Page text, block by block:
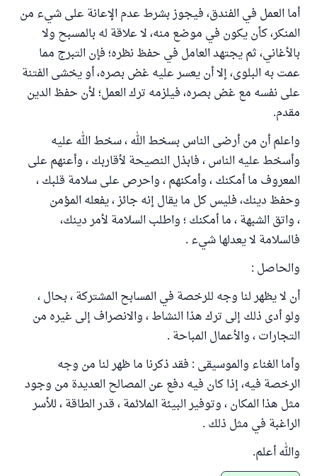
أما العمل في الفندق، فيجوز بشرط عدم الإعانة على شيء من
المنكر، كأن يكون في موضع منه، لا علاقة له بالمسبح ولا
بالأغاني، ثم يجتهد العامل في حفظ نظره؛ فإن التبرج مما
عمت به البلوى، إلا أن يعسر عليه غض بصره، أو يخشى الفتنة
على نفسه مع غض بصره، فيلزمه ترك العمل؛ لأن حفظ الدين
مقدم.
واعلم أن من أرضى الناس بسخط الله ، سخط الله عليه
وأسخط عليه الناس ، فابذل النصيحة لأقاربك ، وأعنهم على
المعروف ما أمكنك ، وأمكنهم ، واحرص على سلامة قلبك ،
وحفظ دينك، فليس كل ما يقال إنه جائز ، يفعله المؤمن
، واتق الشبهة ، ما أمكنك ؛ واطلب السلامة لأمر دينك،
فالسلامة لا يعدلها شيء .
والحاصل :
أن لا يظهر لنا وجه للرخصة في المسابح المشتركة ، بحال ،
ولو أدى ذلك إلى ترك هذا النشاط ، والانصراف إلى غيره من
التجارات ، والأعمال المباحة .
وأما الغناء والموسيقى : فقد ذكرنا ما ظهر لنا من وجه
الرخصة فيه، إذا كان فيه دفع عن المصالح العديدة من وجود
مثل هذا المكان ، وتوفير البيئة الملائمة ، قدر الطاقة ، للأسر
الراغبة في مثل ذلك .
والله أعلم.